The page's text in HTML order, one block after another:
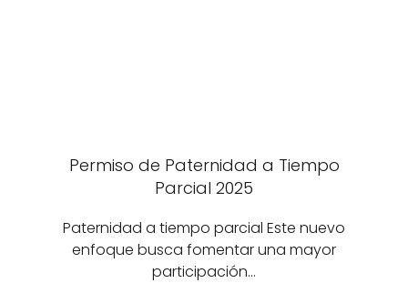
Permiso de Paternidad a Tiempo
Parcial 2025
Paternidad a tiempo parcial Este nuevo
enfoque busca fomentar una mayor
participación…